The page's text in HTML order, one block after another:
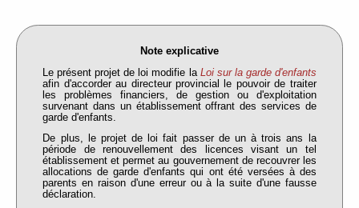
Note explicative
Le présent projet de loi modifie la Loi sur la garde d'enfants
afin d'accorder au directeur provincial le pouvoir de traiter
les problèmes financiers, de gestion ou d'exploitation
survenant dans un établissement offrant des services de
garde d'enfants.
De plus, le projet de loi fait passer de un à trois ans la
période de renouvellement des licences visant un tel
établissement et permet au gouvernement de recouvrer les
allocations de garde d'enfants qui ont été versées à des
parents en raison d'une erreur ou à la suite d'une fausse
déclaration.